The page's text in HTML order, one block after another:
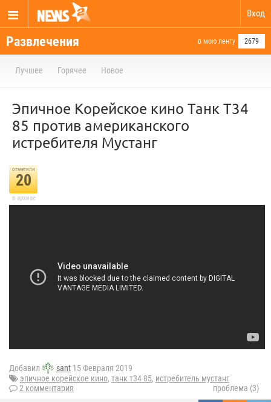
Вход
Развлечения в мою ленту 2679
Лучшее Горячее Новое
Эпичное Корейское кино Танк Т34
85 против американского
истребителя Мустанг
отметили
20
в архиве
Добавил sant 15 Февраля 2019
эпичное корейское кино, танк т34 85, истребитель мустанг
2 комментария
проблема (3)